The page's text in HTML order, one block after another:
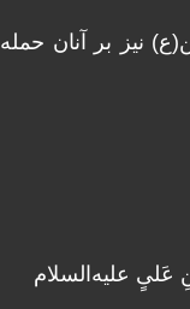
نیز بر آنان حمله
عَلیٍ علیه‌السلام